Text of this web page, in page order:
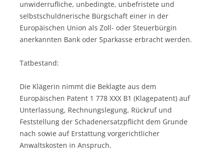
unwiderrufliche, unbedingte, unbefristete und
selbstschuldnerische Bürgschaft einer in der
Europäischen Union als Zoll- oder Steuerbürgin
anerkannten Bank oder Sparkasse erbracht werden.
Tatbestand:
Die Klägerin nimmt die Beklagte aus dem
Europäischen Patent 1 778 XXX B1 (Klagepatent) auf
Unterlassung, Rechnungslegung, Rückruf und
Feststellung der Schadenersatzpflicht dem Grunde
nach sowie auf Erstattung vorgerichtlicher
Anwaltskosten in Anspruch.